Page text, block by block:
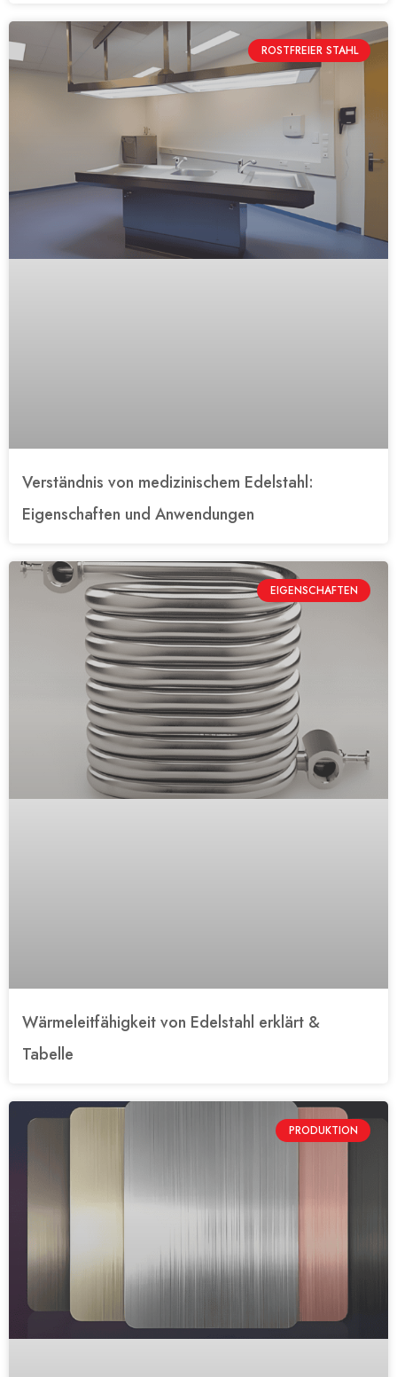
ROSTFREIER STAHL
Verständnis von medizinischem Edelstahl:
Eigenschaften und Anwendungen
EIGENSCHAFTEN
Wärmeleitfähigkeit von Edelstahl erklärt &
Tabelle
PRODUKTION